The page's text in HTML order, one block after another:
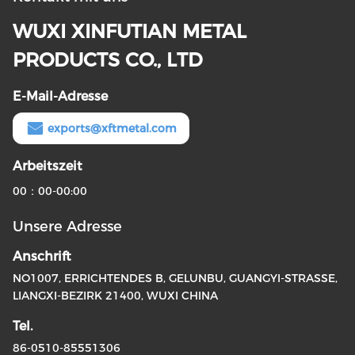
WUXI XINFUTIAN METAL
PRODUCTS CO., LTD
E-Mail-Adresse
exports@xftmetal.com
Arbeitszeit
00：00-00:00
Unsere Adresse
Anschrift
NO1007, ERRICHTENDES B, GELUNBU, GUANGYI-STRASSE,
LIANGXI-BEZIRK 21400, WUXI CHINA
Tel.
86-0510-85551306